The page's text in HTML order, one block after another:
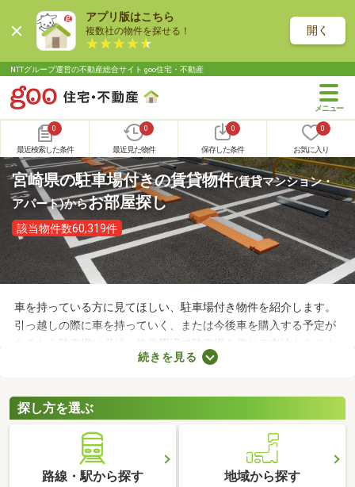
アプリ版はこちら
複数社の物件を探せる！ 開く
NTTグループ運営の不動産総合サイト goo住宅・不動産
0
最近検索した条件
0
最近見た物件
0
保存した条件
0
お気に入り
宮崎県の駐車場付きの賃貸物件(賃貸マンション・
アパート)からお部屋探し
該当物件数60,319件
車を持っている方に見てほしい、駐車場付き物件を紹介します。
引っ越しの際に車を持っていく、または今後車を購入する予定が
あるなら駐車場は必須。物件周辺で駐車場を借りる方法もありま
すが、月々の費用が割高になる恐れもあります。駐車場の費用を
気になるお部屋を探してみましょう。
続きを見る
探し方を選ぶ
路線・駅から探す 地域から探す